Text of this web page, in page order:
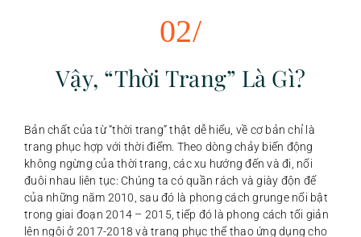
02/
Vậy, “Thời Trang” Là Gì?
Bản chất của từ “thời trang” thật dễ hiểu, về cơ bản chỉ là
trang phục hợp với thời điểm. Theo dòng chảy biến động
không ngừng của thời trang, các xu hướng đến và đi, nối
đuôi nhau liên tục: Chúng ta có quần rách và giày độn đế
của những năm 2010, sau đó là phong cách grunge nổi bật
trong giai đoạn 2014 – 2015, tiếp đó là phong cách tối giản
lên ngôi ở 2017-2018 và trang phục thể thao ứng dụng cho